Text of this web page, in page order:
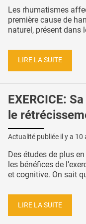
Les rhumatismes
première cause de
naturel, présent dans
LIRE LA SUITE
EXERCICE:
le
Actualité publiée il y a 10
Des études de plus
les bénéfices de
et cognitive. On sait
LIRE LA SUITE